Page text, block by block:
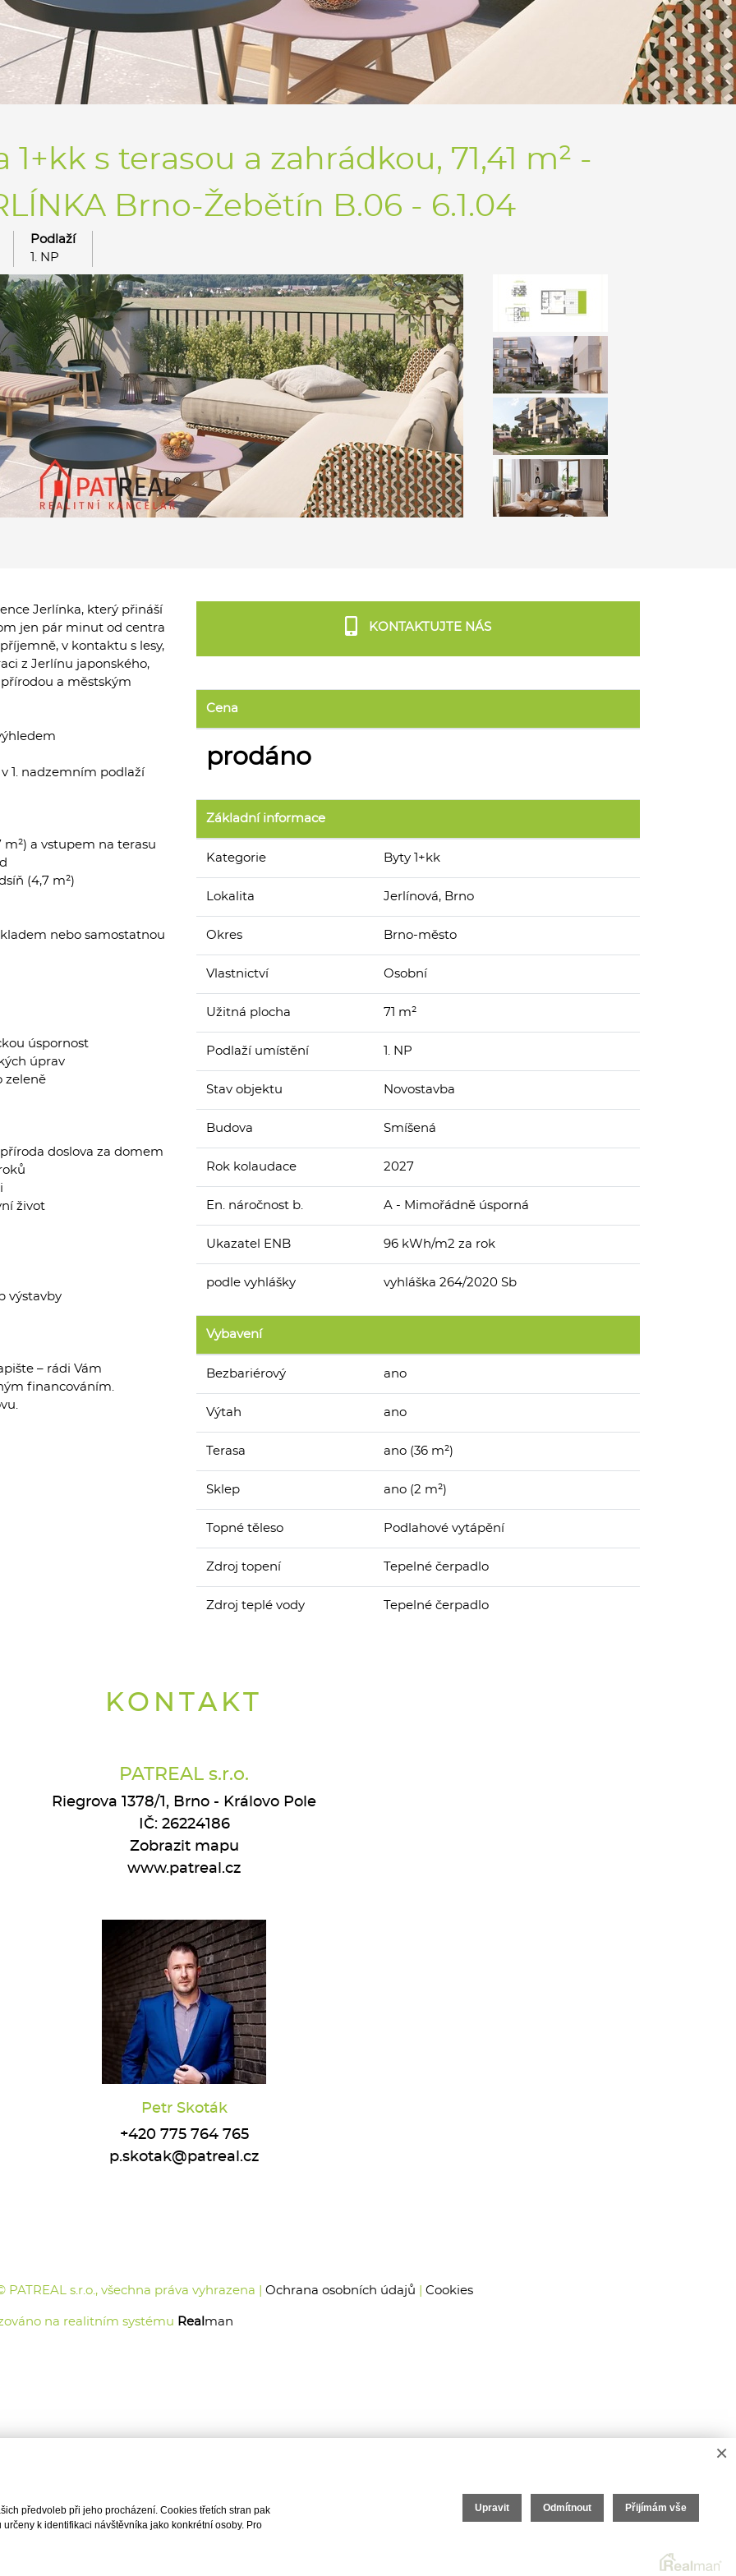
s terasou a zahrádkou, 71,41 m² -
Brno-Žebětín B.06 - 6.1.04
Podlaží
1. NP
Jerlínka, který přináší
jen pár minut od centra
v kontaktu s lesy,
z Jerlínu japonského,
a městským
1. nadzemním podlaží
m²) a vstupem na terasu
(4,7 m²)
nebo samostatnou
úspornost
úprav
zeleně
doslova za domem
život
výstavby
– rádi Vám
financováním.
KONTAKTUJTE NÁS
Cena
prodáno
Základní informace
Kategorie Byty 1+kk
Lokalita Jerlínová, Brno
Okres Brno-město
Vlastnictví Osobní
Užitná plocha 71 m²
Podlaží umístění 1. NP
Stav objektu Novostavba
Budova Smíšená
Rok kolaudace 2027
En. náročnost b. A - Mimořádně úsporná
Ukazatel ENB 96 kWh/m2 za rok
podle vyhlášky vyhláška 264/2020 Sb
Vybavení
Bezbariérový ano
Výtah ano
Terasa ano (36 m²)
Sklep ano (2 m²)
Topné těleso Podlahové vytápění
Zdroj topení Tepelné čerpadlo
Zdroj teplé vody Tepelné čerpadlo
KONTAKT
PATREAL s.r.o.
Riegrova 1378/1, Brno - Královo Pole
IČ: 26224186
Zobrazit mapu
www.patreal.cz
Petr Skoták
+420 775 764 765
p.skotak@patreal.cz
PATREAL s.r.o., všechna práva vyhrazena | Ochrana osobních údajů Cookies
na realitním systému Real man
×
předvoleb při jeho procházení. Cookies třetích stran pak
k identifikaci návštěvníka jako konkrétní osoby. Pro
Upravit Odmítnout Přijímám vše